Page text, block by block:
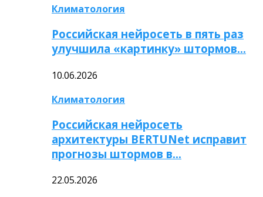
Климатология
Российская нейросеть в пять раз
улучшила «картинку» штормов…
10.06.2026
Климатология
Российская нейросеть
архитектуры BERTUNet исправит
прогнозы штормов в…
22.05.2026